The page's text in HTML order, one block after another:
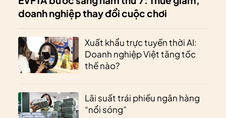
doanh nghiệp thay đổi cuộc chơi
Xuất khẩu trực tuyến thời AI:
Doanh nghiệp Việt tăng tốc
thế nào?
Lãi suất trái phiếu ngân hàng
“nổi sóng”